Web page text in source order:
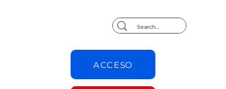
ACCESO